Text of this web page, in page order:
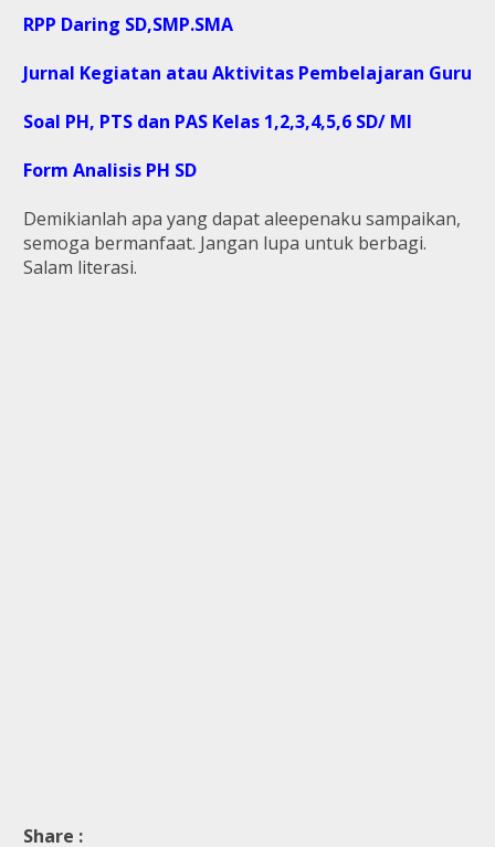
RPP Daring SD,SMP.SMA
Jurnal Kegiatan atau Aktivitas Pembelajaran Guru
Soal PH, PTS dan PAS Kelas 1,2,3,4,5,6 SD/ MI
Form Analisis PH SD
Demikianlah apa yang dapat aleepenaku sampaikan,
semoga bermanfaat. Jangan lupa untuk berbagi.
Salam literasi.
Share :